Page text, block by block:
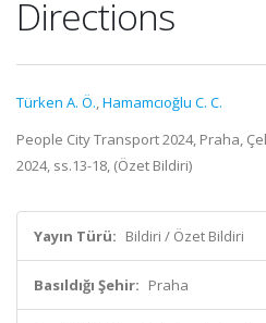
Directions
Türken A. Ö.,Hamamcıoğlu C. C.
People City Transport 2024, Praha,
2024, ss.13-18, (Özet Bildiri)
Yayın Türü: Bildiri / Özet Bildiri
Basıldığı Şehir: Praha